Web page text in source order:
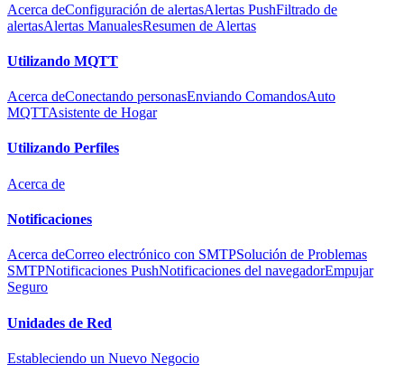
Acerca deConfiguración de alertasAlertas PushFiltrado de
alertasAlertas ManualesResumen de Alertas
Utilizando MQTT
Acerca deConectando personasEnviando ComandosAuto
MQTTAsistente de Hogar
Utilizando Perfiles
Acerca de
Notificaciones
Acerca deCorreo electrónico con SMTPSolución de Problemas
SMTPNotificaciones PushNotificaciones del navegadorEmpujar
Seguro
Unidades de Red
Estableciendo un Nuevo Negocio